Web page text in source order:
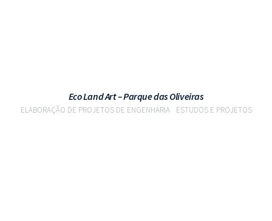
Eco Land Art – Parque das Oliveiras
ELABORAÇÃO DE PROJETOS DE ENGENHARIA ESTUDOS E PROJETOS